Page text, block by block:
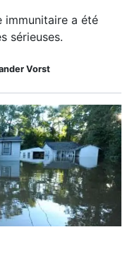
immunitaire a été
sérieuses.
Vorst